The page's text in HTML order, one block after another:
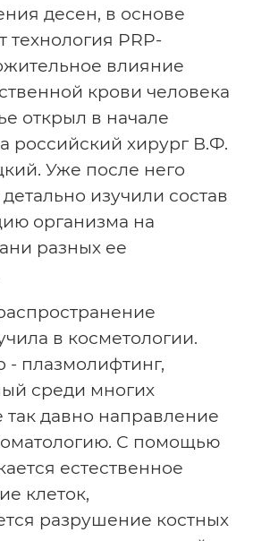
десен, в основе
технология PRP-
влияние
крови человека
открыл в начале
российский хирург В.Ф.
Уже после него
изучили состав
организма на
разных ее
в косметологии.
плазмолифтинг,
среди многих
так давно направление
С помощью
естественное
клеток,
разрушение костных